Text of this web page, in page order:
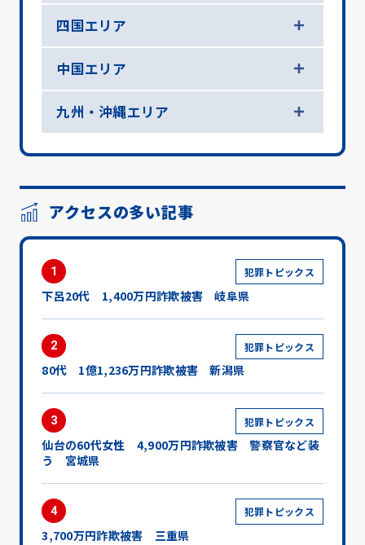
四国エリア
中国エリア
九州・沖縄エリア
アクセスの多い記事
1 犯罪トピックス
下呂20代 1,400万円詐欺被害 岐阜県
2 犯罪トピックス
80代 1億1,236万円詐欺被害 新潟県
3 犯罪トピックス
仙台の60代女性 4,900万円詐欺被害 警察官など装
う 宮城県
4 犯罪トピックス
3,700万円詐欺被害 三重県